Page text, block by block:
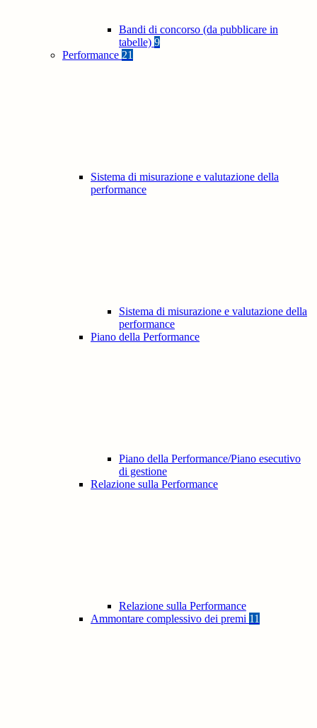
Bandi di concorso (da pubblicare in
tabelle) 9
Performance 21
Sistema di misurazione e valutazione della
performance
Sistema di misurazione e valutazione della
performance
Piano della Performance
Piano della Performance/Piano esecutivo
di gestione
Relazione sulla Performance
Relazione sulla Performance
Ammontare complessivo dei premi 11